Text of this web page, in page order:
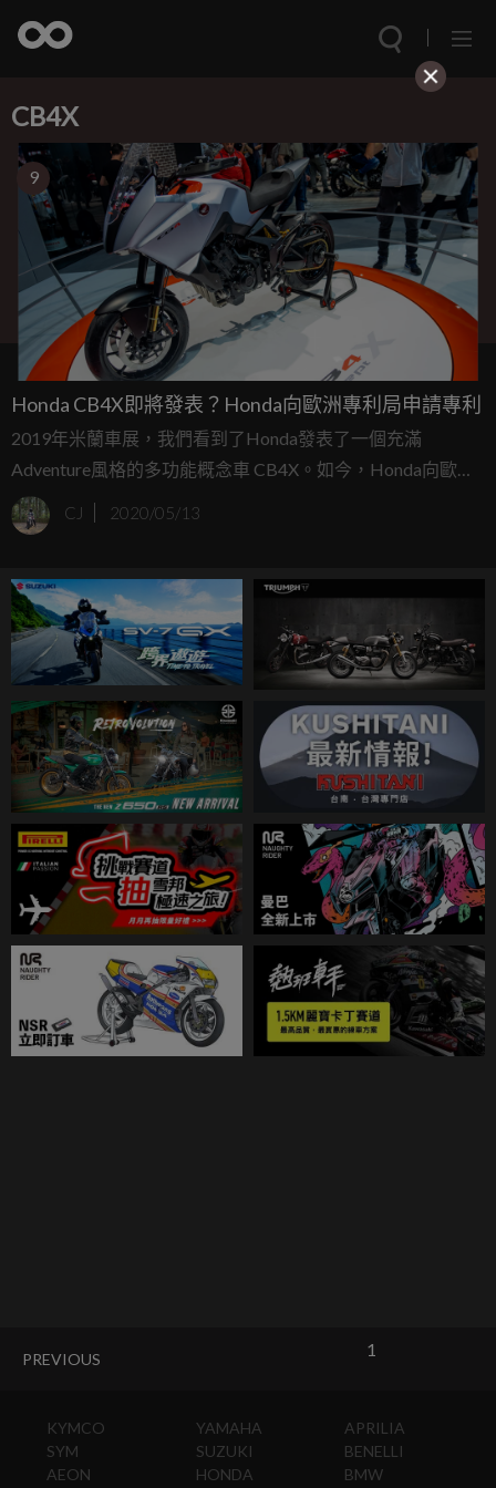
CB4X
9
Honda CB4X即將發表？Honda向歐洲專利局申請專利
2019年米蘭車展，我們看到了Honda發表了一個充滿
Adventure風格的多功能概念車 CB4X。如今，Honda向歐洲
專利局(EUIPO)申請這台車的專利，似乎意味著CB4 X即將上
市並進行生產！
CJ 2020/05/13
PREVIOUS 1
KYMCO
SYM
AEON
YAMAHA
SUZUKI
HONDA
APRILIA
BENELLI
BMW